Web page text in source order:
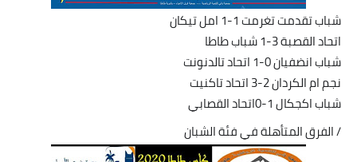
شباب تقدمت تغرمت 1-1 امل تيكان
اتحاد القصبة 3-1 شباب طاطا
شباب انضفيان 0-1 اتحاد تالدنونت
نجم ام الكردان 2-3 اتحاد تاكنيت
شباب اكجكال 1-0اتحاد القصابي
/ الفرق المتأهلة في فئة الشبان